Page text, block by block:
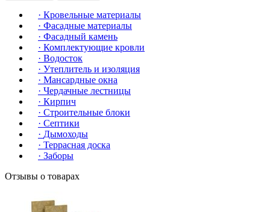
· Кровельные материалы
· Фасадные материалы
· Фасадный камень
· Комплектующие кровли
· Водосток
· Утеплитель и изоляция
· Мансардные окна
· Чердачные лестницы
· Кирпич
· Строительные блоки
· Септики
· Дымоходы
· Террасная доска
· Заборы
Отзывы о товарах